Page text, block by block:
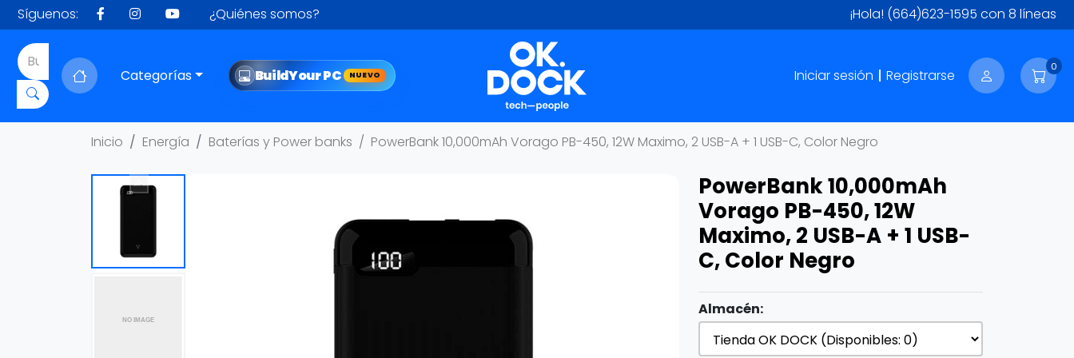
Síguenos: ¿Quiénes somos? ¡Hola! (664)623-1595 con 8 líneas
Categorías BuildYour PC NUEVO Iniciar sesión Registrarse
0
Inicio Energía Baterías y Power banks PowerBank 10,000mAh Vorago PB-450, 12W Maximo, 2 USB-A + 1 USB-C, Color Negro
PowerBank 10,000mAh
Vorago PB-450, 12W
Maximo, 2 USB-A + 1 USB-
C, Color Negro
Almacén: